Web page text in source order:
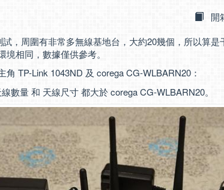
開
，周圍有非常多無線基地台，大約20幾個，所以算
相同，數據僅供參考。
角 TP-Link 1043ND 及 corega CG-WLBARN20：
數量 和 天線尺寸 都大於 corega CG-WLBARN20。